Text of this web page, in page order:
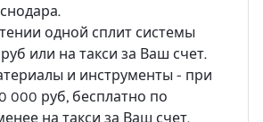
одной сплит системы
или на такси за Ваш счет.
и инструменты - при
000 руб, бесплатно по
на такси за Ваш счет.